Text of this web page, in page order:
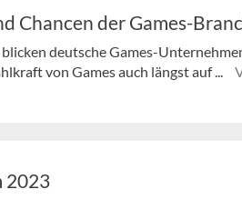
Chancen der Games-
deutsche Games-
von Games auch längst auf ...
2023